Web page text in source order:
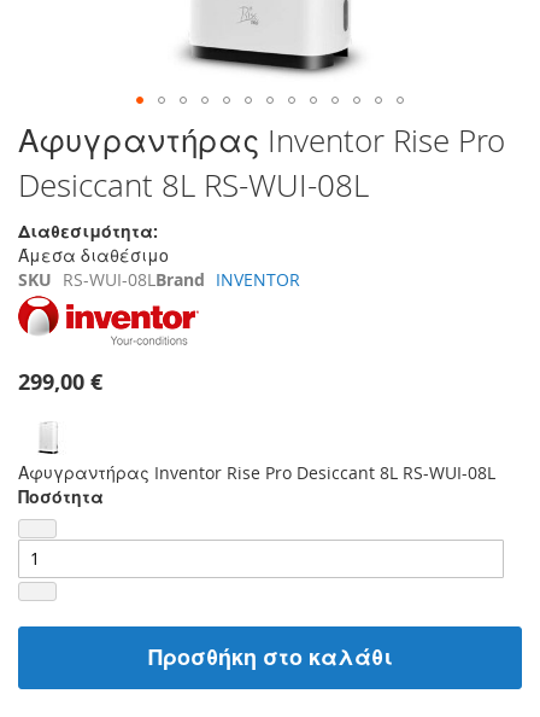
Μετάβαση
στην
αρχή
της
συλλογής
εικόνων
Αφυγραντήρας Inventor Rise Pro
Desiccant 8L RS-WUI-08L
Διαθεσιμότητα:
Άμεσα διαθέσιμο
SKU RS-WUI-08L Brand INVENTOR
299,00 €
Αφυγραντήρας Inventor Rise Pro Desiccant 8L RS-WUI-08L
Ποσότητα
Προσθήκη στο καλάθι